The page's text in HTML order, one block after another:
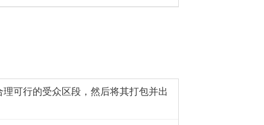
可行的受众区段，然后将其打包并出